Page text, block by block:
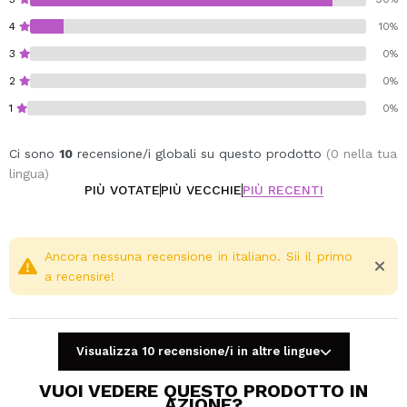
4 10%
3 0%
2 0%
1 0%
Ci sono 10 recensione/i globali su questo prodotto (0 nella tua
lingua)
PIÙ VOTATEPIÙ VECCHIEPIÙ RECENTI
Ancora nessuna recensione in italiano. Sii il primo
a recensire!
Visualizza 10 recensione/i in altre lingue
VUOI VEDERE QUESTO PRODOTTO IN